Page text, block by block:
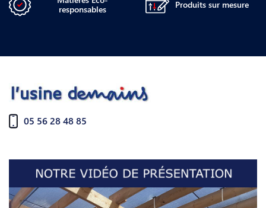
responsables
Produits sur mesure
05 56 28 48 85